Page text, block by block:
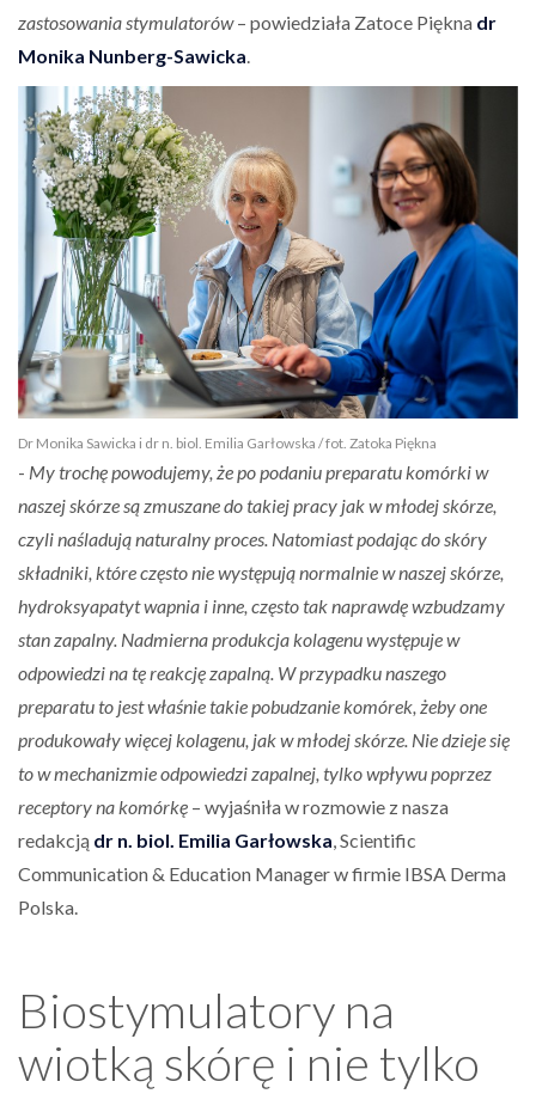
zastosowania stymulatorów– powiedziała Zatoce Piękna dr
Monika Nunberg-Sawicka.
Dr Monika Sawicka i dr n. biol. Emilia Garłowska / fot. Zatoka Piękna
- My trochę powodujemy, że po podaniu preparatu komórki w
naszej skórze są zmuszane do takiej pracy jak w młodej skórze,
czyli naśladują naturalny proces. Natomiast podając do skóry
składniki, które często nie występują normalnie w naszej skórze,
hydroksyapatyt wapnia i inne, często tak naprawdę wzbudzamy
stan zapalny. Nadmierna produkcja kolagenu występuje w
odpowiedzi na tę reakcję zapalną. W przypadku naszego
preparatu to jest właśnie takie pobudzanie komórek, żeby one
produkowały więcej kolagenu, jak w młodej skórze. Nie dzieje się
to w mechanizmie odpowiedzi zapalnej, tylko wpływu poprzez
receptory na komórkę – wyjaśniła w rozmowie z nasza
redakcją dr n. biol. Emilia Garłowska, Scientific
Communication & Education Manager w firmie IBSA Derma
Polska.
Biostymulatory na
wiotką skórę i nie tylko